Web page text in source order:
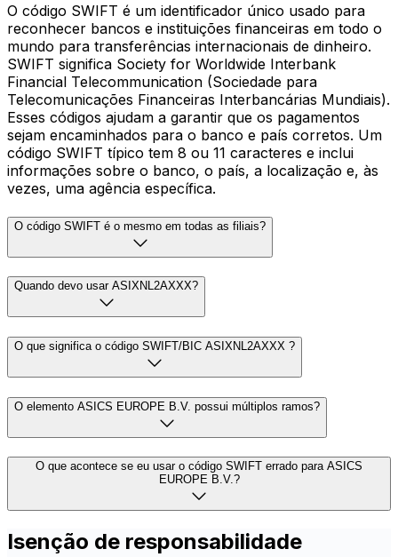
O código SWIFT é um identificador único usado para
reconhecer bancos e instituições financeiras em todo o
mundo para transferências internacionais de dinheiro.
SWIFT significa Society for Worldwide Interbank
Financial Telecommunication (Sociedade para
Telecomunicações Financeiras Interbancárias Mundiais).
Esses códigos ajudam a garantir que os pagamentos
sejam encaminhados para o banco e país corretos. Um
código SWIFT típico tem 8 ou 11 caracteres e inclui
informações sobre o banco, o país, a localização e, às
vezes, uma agência específica.
O código SWIFT é o mesmo em todas as filiais?
Quando devo usar ASIXNL2AXXX?
O que significa o código SWIFT/BIC ASIXNL2AXXX ?
O elemento ASICS EUROPE B.V. possui múltiplos ramos?
O que acontece se eu usar o código SWIFT errado para ASICS
EUROPE B.V.?
Isenção de responsabilidade